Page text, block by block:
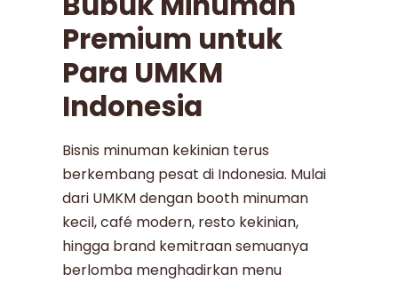
Premium untuk
Para UMKM
Indonesia
Bisnis minuman kekinian terus
berkembang pesat di Indonesia. Mulai
dari UMKM dengan booth minuman
kecil, café modern, resto kekinian,
hingga brand kemitraan semuanya
berlomba menghadirkan menu